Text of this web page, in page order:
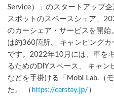
Service）」のスタートアップ
スポットのスペースシェア、
のカーシェア・サービスを開始
は約360箇所、 キャンピング
です。2022年10月には、車を
るためのDIYスペース、 キャ
などを手掛ける「Mobi Lab.（
た。 （ https://carstay.jp/ ）